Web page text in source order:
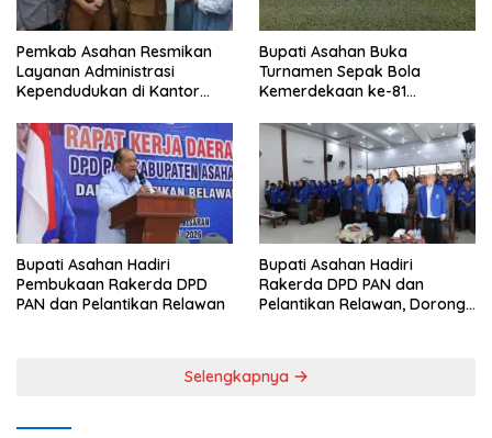
Pemkab Asahan Resmikan
Layanan Administrasi
Kependudukan di Kantor
Bupati Asahan Buka
Turnamen Sepak Bola
Kemerdekaan ke-81
0208/Asahan
Bupati Asahan Hadiri
Pembukaan Rakerda DPD
PAN dan Pelantikan Relawan
Bupati Asahan Hadiri
Rakerda DPD PAN dan
Pelantikan Relawan, Dorong
Selengkapnya